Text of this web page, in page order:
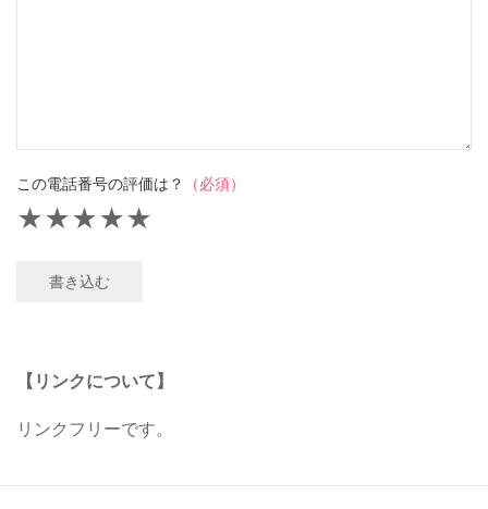
この電話番号の評価は？ （必須）
★
★
★
★
★
書き込む
【リンクについて】
リンクフリーです。